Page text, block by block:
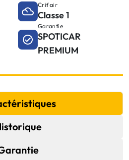
Crit'air
Classe 1
Garantie
SPOTICAR
PREMIUM